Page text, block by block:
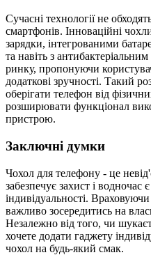
Сучасні технології не
смартфонів. Інноваційні
зарядки, інтегрованими
та навіть з
ринку, пропонуючи
додаткові зручності. Такий
оберігати телефон від
розширювати функціонал
пристрою.
Заключні думки
Чохол для телефону - це
забезпечує захист і водночас
індивідуальності. Враховуючи
важливо зосередитись на
Незалежно від того, чи
хочете додати гаджету
чохол на будь-який смак.